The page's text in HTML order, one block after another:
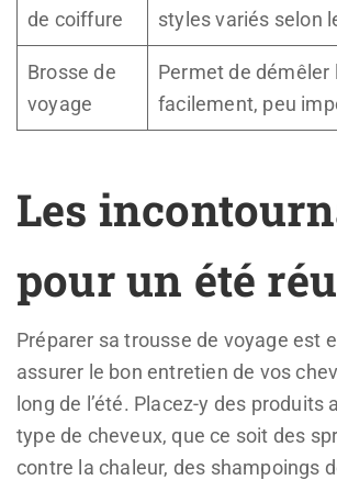
de coiffure
styles variés selon
Brosse de
voyage
Permet de démêler
facilement, peu
Les
pour un été
Préparer sa trousse de voyage est
assurer le bon entretien de vos
long de l’été. Placez-y des produits
type de cheveux, que ce soit des
contre la chaleur, des shampoings